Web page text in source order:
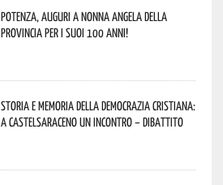
Potenza, auguri a nonna Angela della
provincia per i suoi 100 anni!
Storia e memoria della Democrazia Cristiana:
a Castelsaraceno un incontro – dibattito